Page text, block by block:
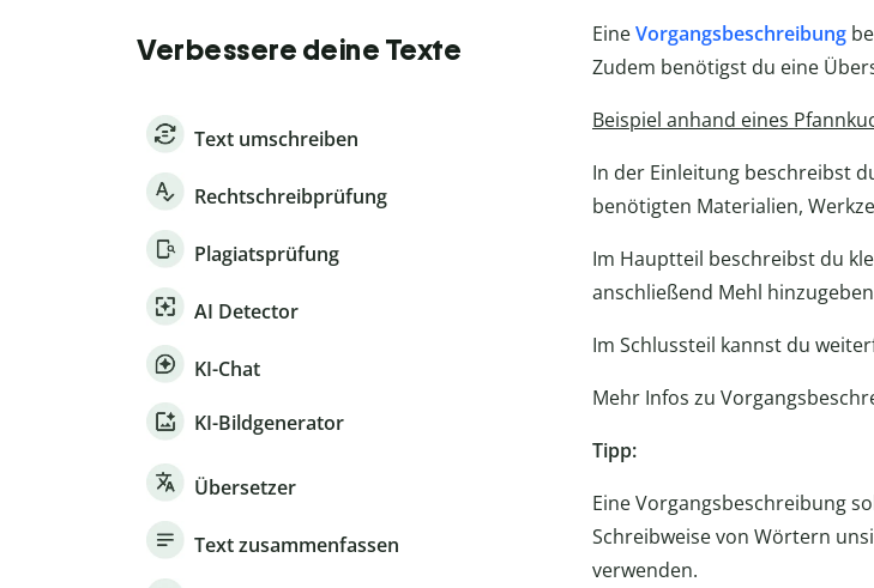
Verbessere deine Texte
Text umschreiben
Rechtschreibprüfung
Plagiatsprüfung
AI Detector
KI-Chat
KI-Bildgenerator
Übersetzer
Text zusammenfassen
EineVorgangsbeschreibung
Zudem benötigst du eine
Beispiel anhand eines
In der Einleitung beschreibst
benötigten Materialien,
Im Hauptteil beschreibst du
anschließend Mehl
Im Schlussteil kannst du
Mehr Infos zu
Tipp:
Eine Vorgangsbeschreibung
Schreibweise von Wörtern
verwenden.